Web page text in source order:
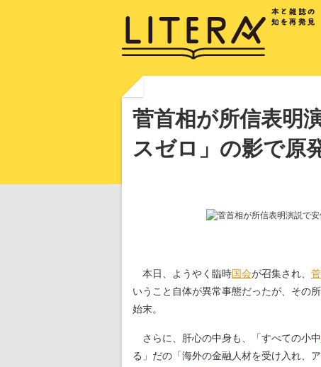
菅首相が所信表明
スゼロ」の影で原
本日、ようやく臨時国会が召集され、
いうこと自体が異常事態だったが、その
始末。
さらに、肝心の中身も、「すべての小中
る」だの「海外の金融人材を受け入れ、